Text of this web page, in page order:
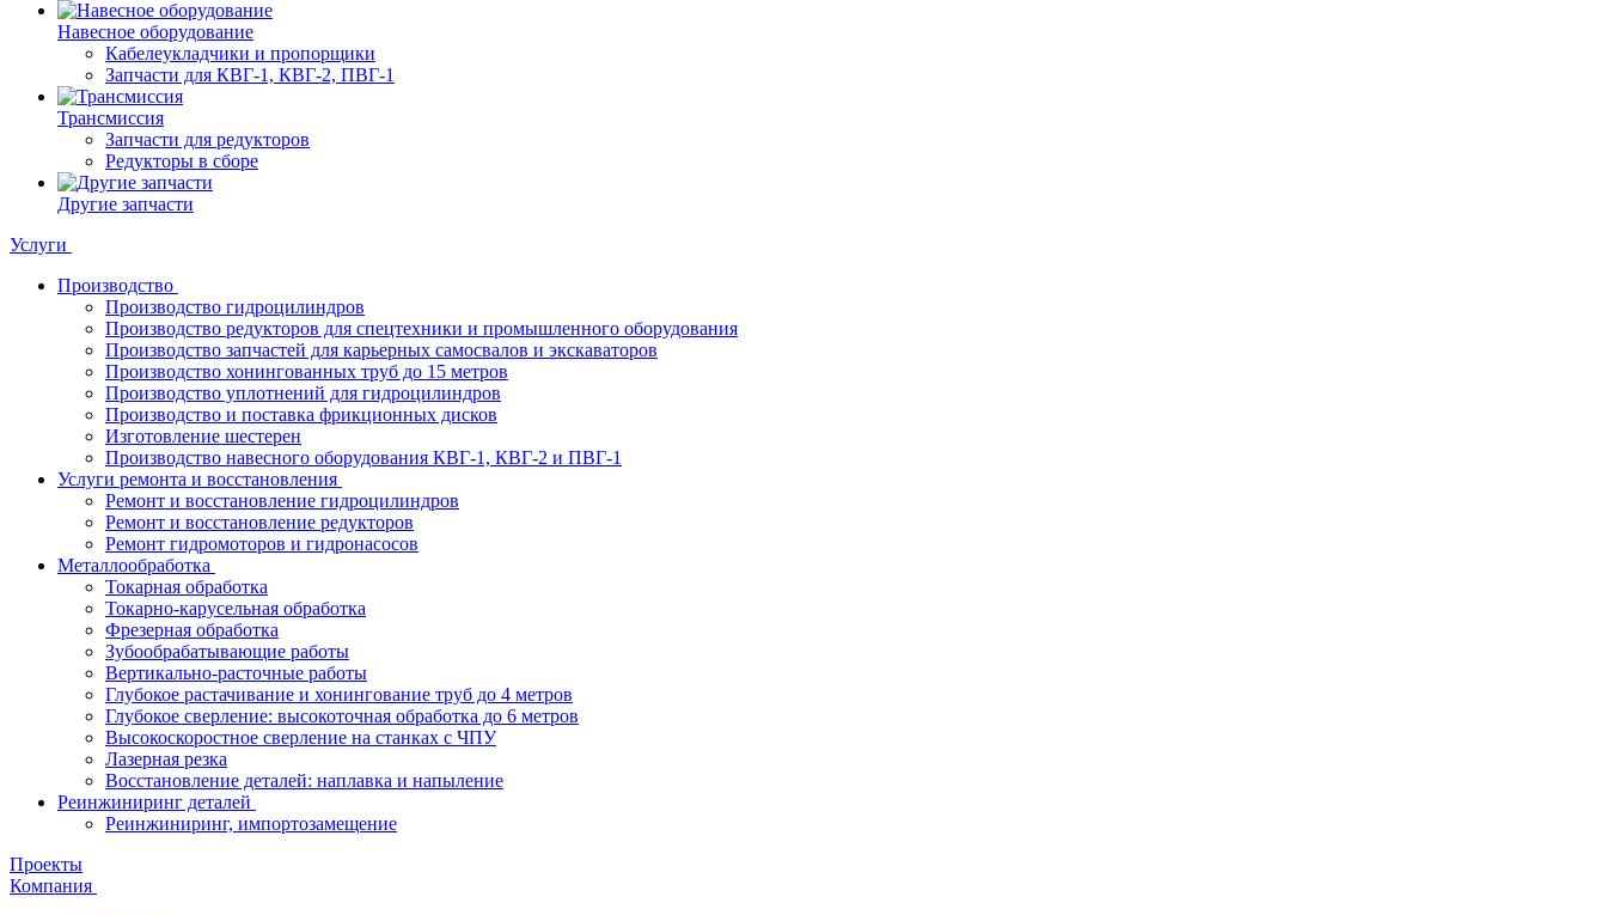
Навесное оборудование
Кабелеукладчики и пропорщики
Запчасти для КВГ-1, КВГ-2, ПВГ-1
Трансмиссия
Запчасти для редукторов
Редукторы в сборе
Другие запчасти
Услуги
Производство
Производство гидроцилиндров
Производство редукторов для спецтехники и промышленного оборудования
Производство запчастей для карьерных самосвалов и экскаваторов
Производство хонингованных труб до 15 метров
Производство уплотнений для гидроцилиндров
Производство и поставка фрикционных дисков
Изготовление шестерен
Производство навесного оборудования КВГ-1, КВГ-2 и ПВГ-1
Услуги ремонта и восстановления
Ремонт и восстановление гидроцилиндров
Ремонт и восстановление редукторов
Ремонт гидромоторов и гидронасосов
Металлообработка
Токарная обработка
Токарно-карусельная обработка
Фрезерная обработка
Зубообрабатывающие работы
Вертикально-расточные работы
Глубокое растачивание и хонингование труб до 4 метров
Глубокое сверление: высокоточная обработка до 6 метров
Высокоскоростное сверление на станках с ЧПУ
Лазерная резка
Восстановление деталей: наплавка и напыление
Реинжиниринг деталей
Реинжиниринг, импортозамещение
Проекты
Компания